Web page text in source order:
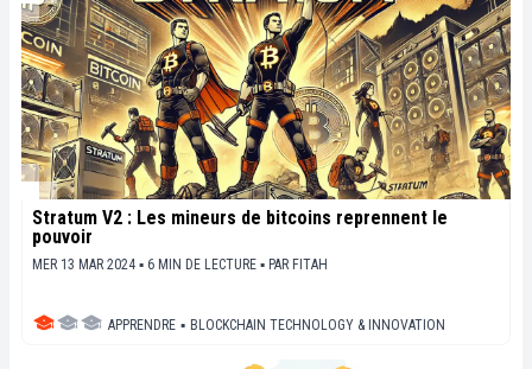
Stratum V2 : Les mineurs de bitcoins reprennent le
pouvoir
MER 13 MAR 2024 ▪ 6 MIN DE LECTURE ▪ PAR FITAH
APPRENDRE ▪ BLOCKCHAIN TECHNOLOGY & INNOVATION